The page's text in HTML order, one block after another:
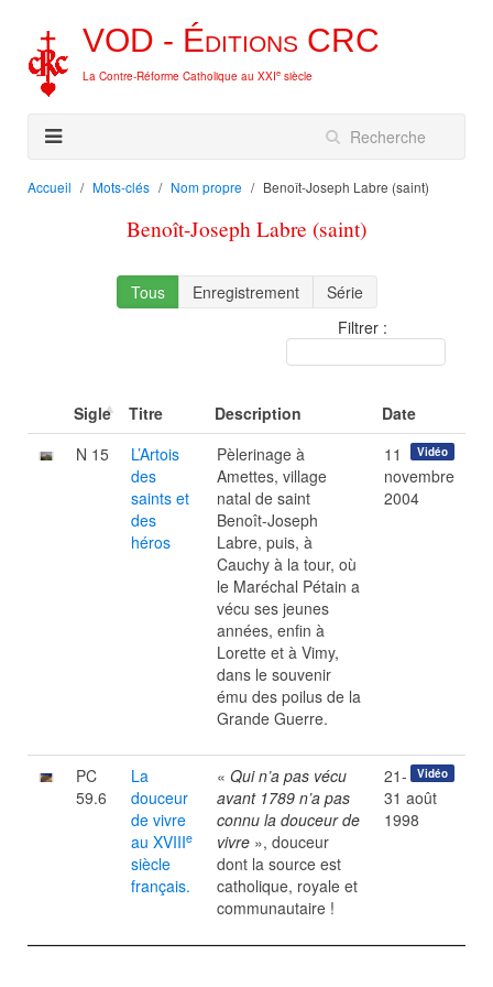
VOD - Éditions CRC
La Contre-Réforme Catholique au XXIe siècle
Accueil Mots-clés Nom propre Benoît-Joseph Labre (saint)
Benoît-Joseph Labre (saint)
Tous Enregistrement
Série
Filtrer :
Sigle Titre Description
Date
N 15
L’Artois
des
saints et
des
héros
Pèlerinage à
Amettes, village
natal de saint
Benoît-Joseph
Labre, puis, à
Cauchy à la tour, où
le Maréchal Pétain a
vécu ses jeunes
années, enfin à
Lorette et à Vimy,
dans le souvenir
ému des poilus de la
Grande Guerre.
Vidéo
11
novembre
2004
PC
59.6
La
douceur
de vivre
au XVIIIe
siècle
français.
« Qui n’a pas vécu
avant 1789 n’a pas
connu la douceur de
vivre », douceur
dont la source est
catholique, royale et
communautaire !
Vidéo
21-
31 août
1998